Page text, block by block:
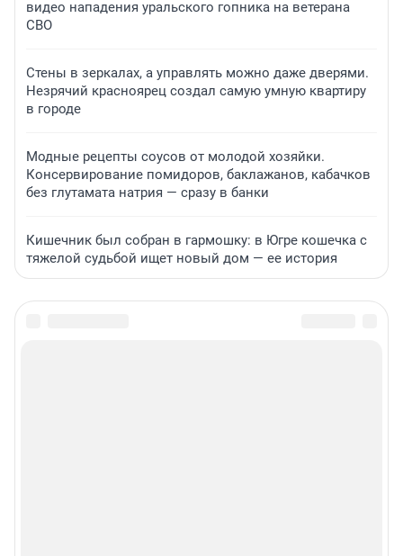
видео нападения уральского гопника на ветерана
СВО
Стены в зеркалах, а управлять можно даже дверями.
Незрячий красноярец создал самую умную квартиру
в городе
Модные рецепты соусов от молодой хозяйки.
Консервирование помидоров, баклажанов, кабачков
без глутамата натрия — сразу в банки
Кишечник был собран в гармошку: в Югре кошечка с
тяжелой судьбой ищет новый дом — ее история